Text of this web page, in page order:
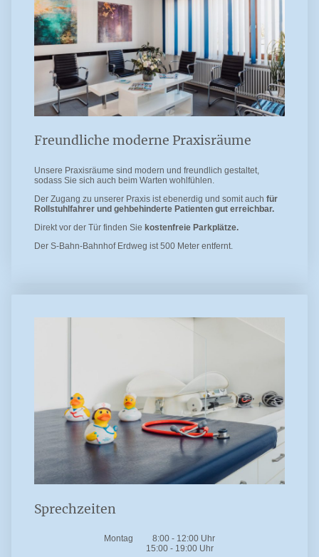
Freundliche moderne Praxisräume
Unsere Praxisräume sind modern und freundlich gestaltet,
sodass Sie sich auch beim Warten wohlfühlen.
Der Zugang zu unserer Praxis ist ebenerdig und somit auch für
Rollstuhlfahrer und gehbehinderte Patienten gut erreichbar.
Direkt vor der Tür finden Sie kostenfreie Parkplätze.
Der S-Bahn-Bahnhof Erdweg ist 500 Meter entfernt.
Sprechzeiten
Montag 8:00 - 12:00 Uhr
15:00 - 19:00 Uhr